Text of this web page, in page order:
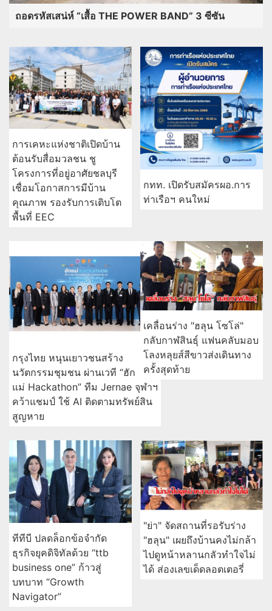
ถอดรหัสเสน่ห์ “เสื้อ THE POWER BAND” 3 ซีซัน
การเคหะแห่งชาติเปิดบ้าน
ต้อนรับสื่อมวลชน ชู
โครงการที่อยู่อาศัยชลบุรี
เชื่อมโอกาสการมีบ้าน
คุณภาพ รองรับการเติบโต
พื้นที่ EEC
กทท. เปิดรับสมัครผอ.การ
ท่าเรือฯ คนใหม่
กรุงไทย หนุนเยาวชนสร้าง
นวัตกรรมชุมชน ผ่านเวที “ฮัก
แม่ Hackathon” ทีม Jernae จุฬาฯ
คว้าแชมป์ ใช้ AI ติดตามทรัพย์สิน
สูญหาย
เคลื่อนร่าง "ฮลุน โซโล่"
กลับกาฬสินธุ์ แฟนคลับมอบ
โลงหลุยส์สีขาวส่งเดินทาง
ครั้งสุดท้าย
ทีทีบี ปลดล็อกข้อจำกัด
ธุรกิจยุคดิจิทัลด้วย “ttb
business one” ก้าวสู่
บทบาท “Growth
Navigator”
"ย่า" จัดสถานที่รอรับร่าง
"ฮลุน" เผยถึงบ้านคงไม่กล้า
ไปดูหน้าหลานกลัวทำใจไม่
ได้ ส่องเลขเด็ดลอตเตอรี่